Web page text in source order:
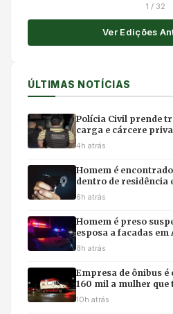
1 / 32
Ver Edições
ÚLTIMAS NOTÍCIAS
Polícia Civil prende
carga e cárcere
4h atrás
Homem é
dentro de residência
6h atrás
Homem é preso
esposa a facadas em
8h atrás
Empresa de ônibus é
160 mil a mulher que
acidente
10h atrás